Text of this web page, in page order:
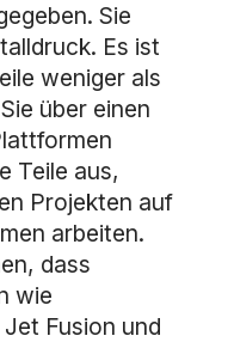
Sie
Es ist
weniger als
über einen
Teile aus,
Projekten auf
arbeiten.
dass
wie
Fusion und